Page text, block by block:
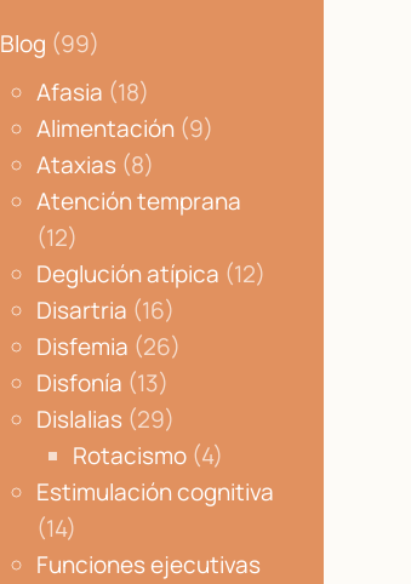
Blog (99)
Afasia (18)
Alimentación (9)
Ataxias (8)
Atención temprana
(12)
Deglución atípica (12)
Disartria (16)
Disfemia (26)
Disfonía (13)
Dislalias (29)
Rotacismo (4)
Estimulación cognitiva
(14)
Funciones ejecutivas